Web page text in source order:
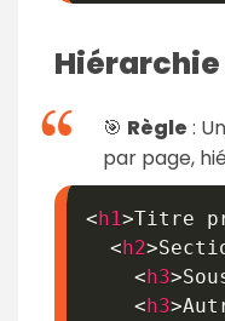
🎯 Règle :
par page,
<h1>Titre
<h2>
<h3>
<h3>